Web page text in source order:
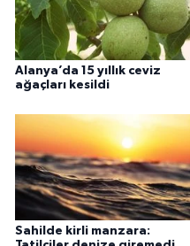
Alanya’da 15 yıllık ceviz
ağaçları kesildi
Sahilde kirli manzara: